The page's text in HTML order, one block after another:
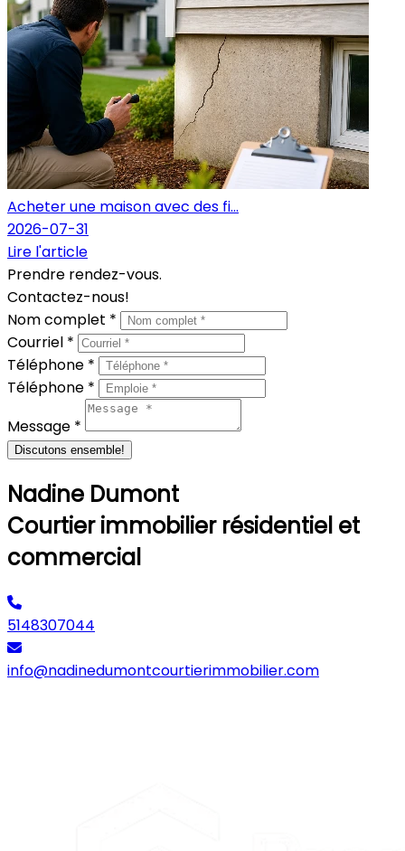
Acheter une maison avec des fi...
2026-07-31
Lire l'article
Prendre rendez-vous.
Contactez-nous!
Nom complet *
Courriel *
Téléphone *
Téléphone *
Message *
Discutons ensemble!
Nadine Dumont
Courtier immobilier résidentiel et
commercial
5148307044
info@nadinedumontcourtierimmobilier.com